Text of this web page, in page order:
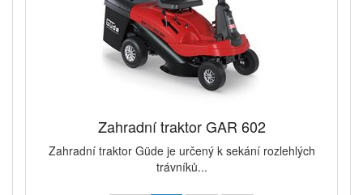
Zahradní traktor GAR 602
Zahradní traktor Güde je určený k sekání rozlehlých
trávníků...